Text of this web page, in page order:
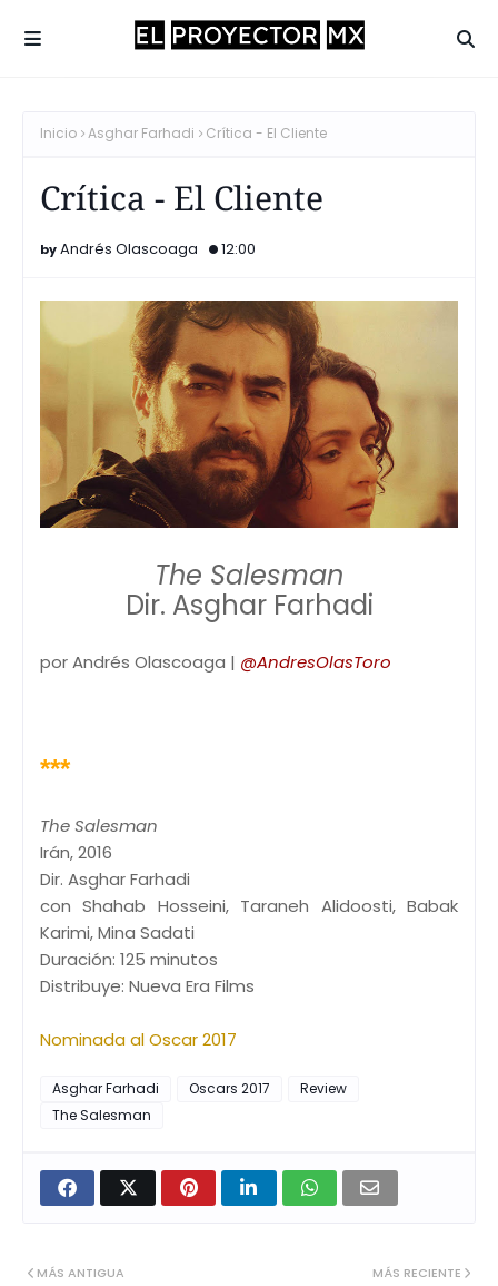
Inicio Asghar Farhadi Crítica - El Cliente
Crítica - El Cliente
Andrés Olascoaga 12:00
The Salesman
Dir. Asghar Farhadi
por Andrés Olascoaga | @AndresOlasToro
***
The Salesman
Irán, 2016
Dir. Asghar Farhadi
con Shahab Hosseini, Taraneh Alidoosti, Babak
Karimi, Mina Sadati
Duración: 125 minutos
Distribuye: Nueva Era Films
Nominada al Oscar 2017
Asghar Farhadi Oscars 2017
Review
The Salesman
MÁS RECIENTE
MÁS ANTIGUA